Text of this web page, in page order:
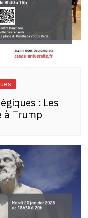
: Les
à Trump